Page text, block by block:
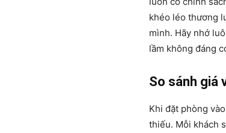
khéo léo thương
mình. Hãy nhớ
lầm không đáng
So sánh giá
Khi đặt phòng
thiếu. Mỗi khách